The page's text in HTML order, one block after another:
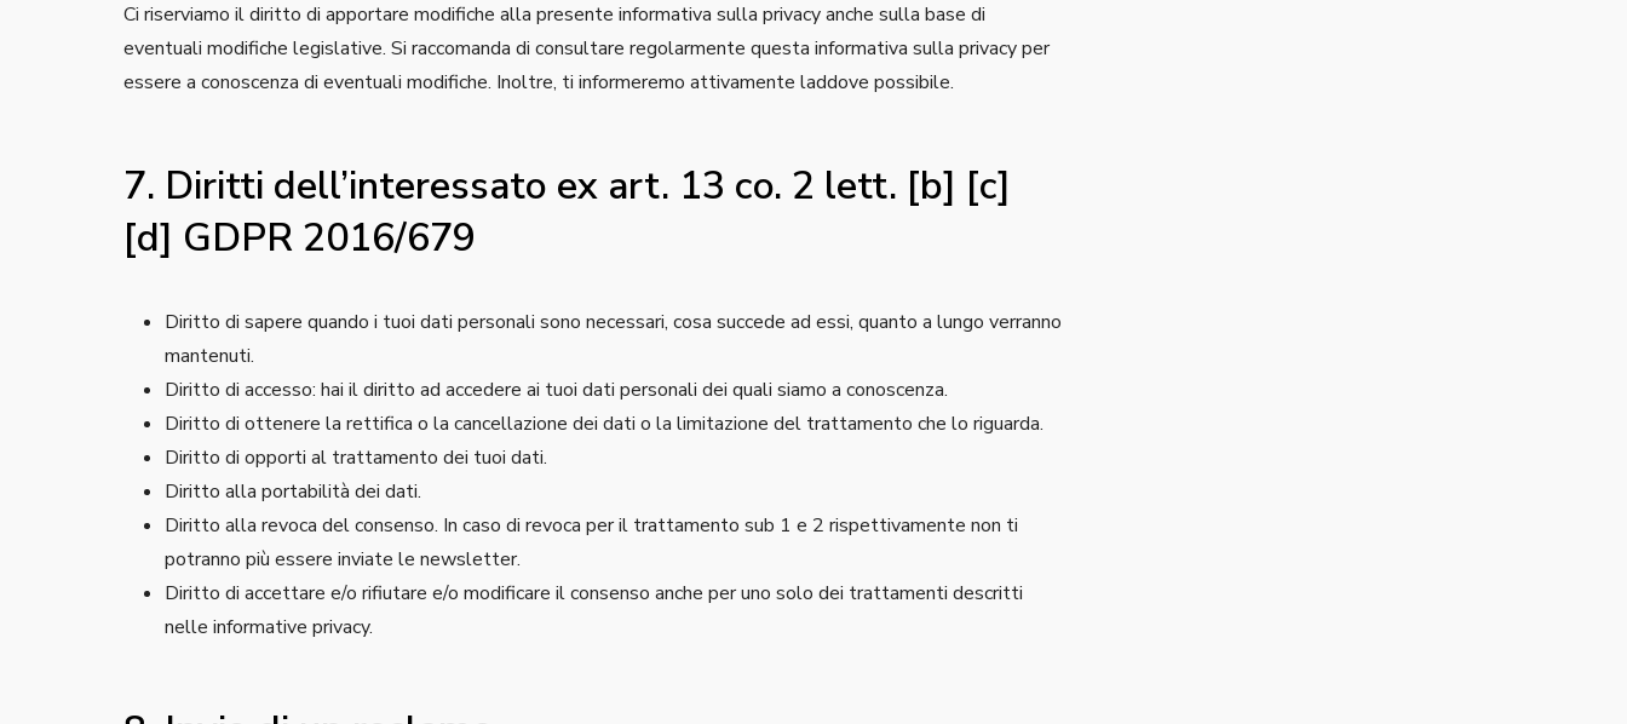
Ci riserviamo il diritto di apportare modifiche alla presente informativa sulla privacy anche sulla base di
eventuali modifiche legislative. Si raccomanda di consultare regolarmente questa informativa sulla privacy per
essere a conoscenza di eventuali modifiche. Inoltre, ti informeremo attivamente laddove possibile.
7. Diritti dell’interessato ex art. 13 co. 2 lett. [b] [c]
[d] GDPR 2016/679
Diritto di sapere quando i tuoi dati personali sono necessari, cosa succede ad essi, quanto a lungo verranno
mantenuti.
Diritto di accesso: hai il diritto ad accedere ai tuoi dati personali dei quali siamo a conoscenza.
Diritto di ottenere la rettifica o la cancellazione dei dati o la limitazione del trattamento che lo riguarda.
Diritto di opporti al trattamento dei tuoi dati.
Diritto alla portabilità dei dati.
Diritto alla revoca del consenso. In caso di revoca per il trattamento sub 1 e 2 rispettivamente non ti
potranno più essere inviate le newsletter.
Diritto di accettare e/o rifiutare e/o modificare il consenso anche per uno solo dei trattamenti descritti
nelle informative privacy.